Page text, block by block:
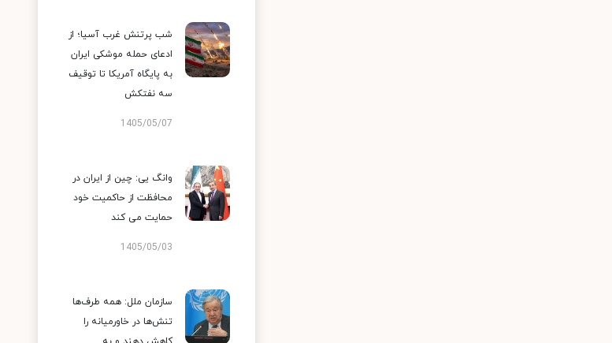
شب پرتنش غرب آسیا؛ از
ادعای حمله موشکی ایران
به پایگاه آمریکا تا توقیف
سه نفتکش
1405/05/07
وانگ یی: چین از ایران در
محافظت از حاکمیت خود
حمایت می کند
1405/05/03
سازمان ملل: همه طرف‌ها
تنش‌ها در خاورمیانه را